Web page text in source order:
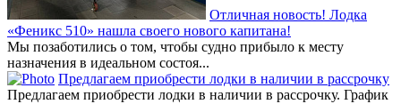
Отличная новость! Лодка
«Феникс 510» нашла своего нового капитана!
Мы позаботились о том, чтобы судно прибыло к месту
назначения в идеальном состоя...
Предлагаем приобрести лодки в наличии в рассрочку
Предлагаем приобрести лодки в наличии в рассрочку. График